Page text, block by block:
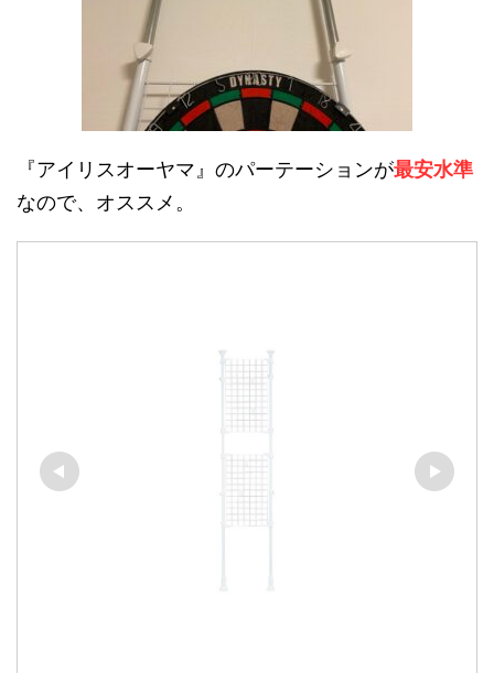
『アイリスオーヤマ』のパーテーションが最安水準
なので、オススメ。